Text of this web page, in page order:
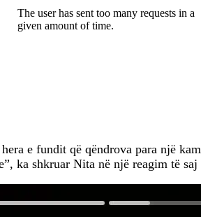
e fundit që qëndrova para një
ka shkruar Nita në një reagim të saj